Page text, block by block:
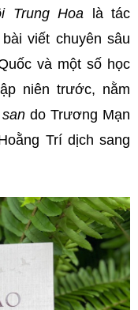
Trung Hoa
là tác
viết chuyên sâu
và một số học
niên trước, nằm
do Trương Mạn
Trí dịch sang